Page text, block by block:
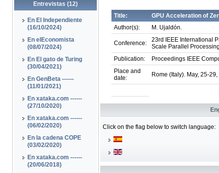
Entrevistas (12)
En El Independiente
(16/10/2024)
En elEconomista
(08/07/2024)
En El gato de Turing
(30/04/2021)
En GenBeta ------
(11/01/2021)
En xataka.com ------
(27/10/2020)
En xataka.com ------
(06/02/2020)
En la cadena COPE
(03/02/2020)
En xataka.com ------
(20/06/2018)
Title:
GPU Acceleration of
Author(s):
M. Ujaldón.
Conference:
23rd IEEE International
Scale Parallel
Publication:
Proceedings IEEE
Place and
date:
Rome (Italy). May, 25-
Click on the flag below to switch language: